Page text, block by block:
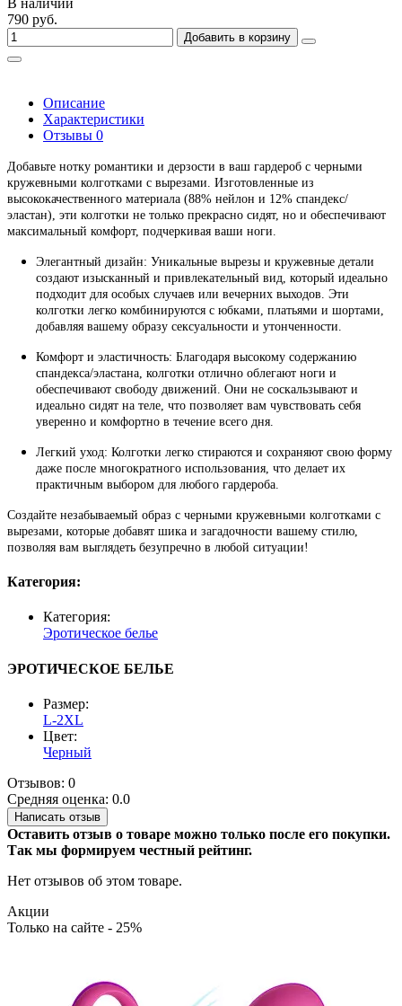
790 руб.
Добавить в корзину
Описание
Характеристики
Отзывы 0
Добавьте нотку романтики и дерзости в ваш гардероб с черными
кружевными колготками с вырезами. Изготовленные из
высококачественного материала (88% нейлон и 12% спандекс/
эластан), эти колготки не только прекрасно сидят, но и обеспечивают
максимальный комфорт, подчеркивая ваши ноги.
Элегантный дизайн: Уникальные вырезы и кружевные детали
создают изысканный и привлекательный вид, который идеально
подходит для особых случаев или вечерних выходов. Эти
колготки легко комбинируются с юбками, платьями и шортами,
добавляя вашему образу сексуальности и утонченности.
Комфорт и эластичность: Благодаря высокому содержанию
спандекса/эластана, колготки отлично облегают ноги и
обеспечивают свободу движений. Они не соскальзывают и
идеально сидят на теле, что позволяет вам чувствовать себя
уверенно и комфортно в течение всего дня.
Легкий уход: Колготки легко стираются и сохраняют свою форму
даже после многократного использования, что делает их
практичным выбором для любого гардероба.
Создайте незабываемый образ с черными кружевными колготками с
вырезами, которые добавят шика и загадочности вашему стилю,
позволяя вам выглядеть безупречно в любой ситуации!
Категория:
Категория:
Эротическое белье
ЭРОТИЧЕСКОЕ БЕЛЬЕ
Размер:
L-2XL
Цвет:
Черный
Отзывов: 0
Средняя оценка: 0.0
Написать отзыв
Оставить отзыв о товаре можно только после его покупки.
Так мы формируем честный рейтинг.
Нет отзывов об этом товаре.
Акции
Только на сайте - 25%